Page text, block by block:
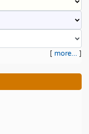
[ more... ]